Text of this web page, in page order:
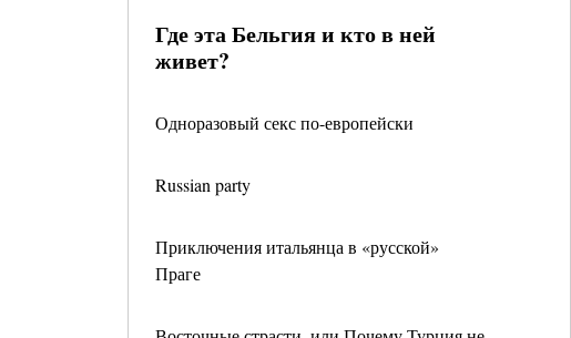
Где эта Бельгия и кто в ней
живет?
Одноразовый секс по-европейски
Russian party
Приключения итальянца в «русской»
Праге